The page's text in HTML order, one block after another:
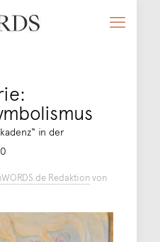
in der
Redaktionvon